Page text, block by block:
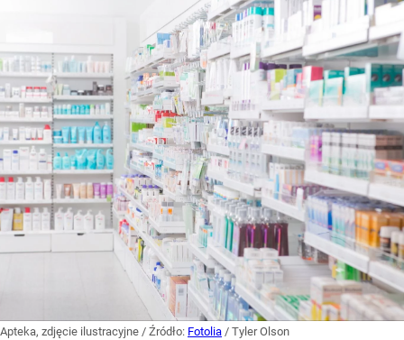
Apteka, zdjęcie ilustracyjne / Źródło: Fotolia / Tyler Olson